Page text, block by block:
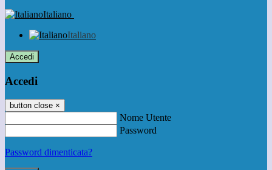
Italiano
Italiano
Accedi
Accedi
button close ×
Nome Utente
Password
Password dimenticata?